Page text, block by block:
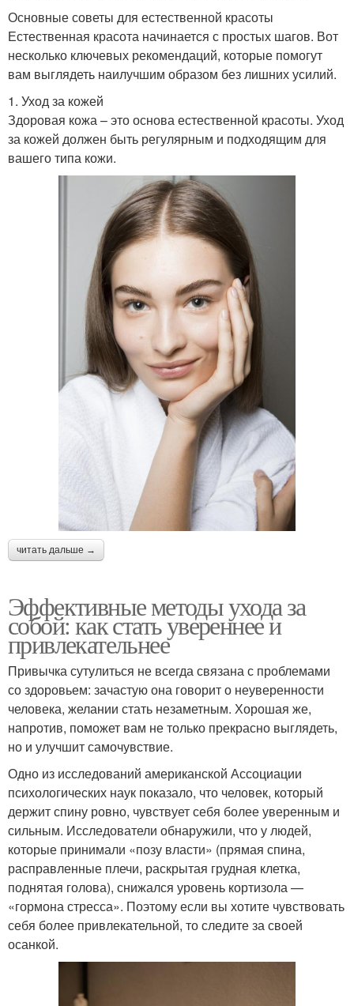
Основные советы для естественной красоты
Естественная красота начинается с простых шагов. Вот
несколько ключевых рекомендаций, которые помогут
вам выглядеть наилучшим образом без лишних усилий.
1. Уход за кожей
Здоровая кожа – это основа естественной красоты. Уход
за кожей должен быть регулярным и подходящим для
вашего типа кожи.
читать дальше →
Эффективные методы ухода за
собой: как стать увереннее и
привлекательнее
Привычка сутулиться не всегда связана с проблемами
со здоровьем: зачастую она говорит о неуверенности
человека, желании стать незаметным. Хорошая же,
напротив, поможет вам не только прекрасно выглядеть,
но и улучшит самочувствие.
Одно из исследований американской Ассоциации
психологических наук показало, что человек, который
держит спину ровно, чувствует себя более уверенным и
сильным. Исследователи обнаружили, что у людей,
которые принимали «позу власти» (прямая спина,
расправленные плечи, раскрытая грудная клетка,
поднятая голова), снижался уровень кортизола —
«гормона стресса». Поэтому если вы хотите чувствовать
себя более привлекательной, то следите за своей
осанкой.